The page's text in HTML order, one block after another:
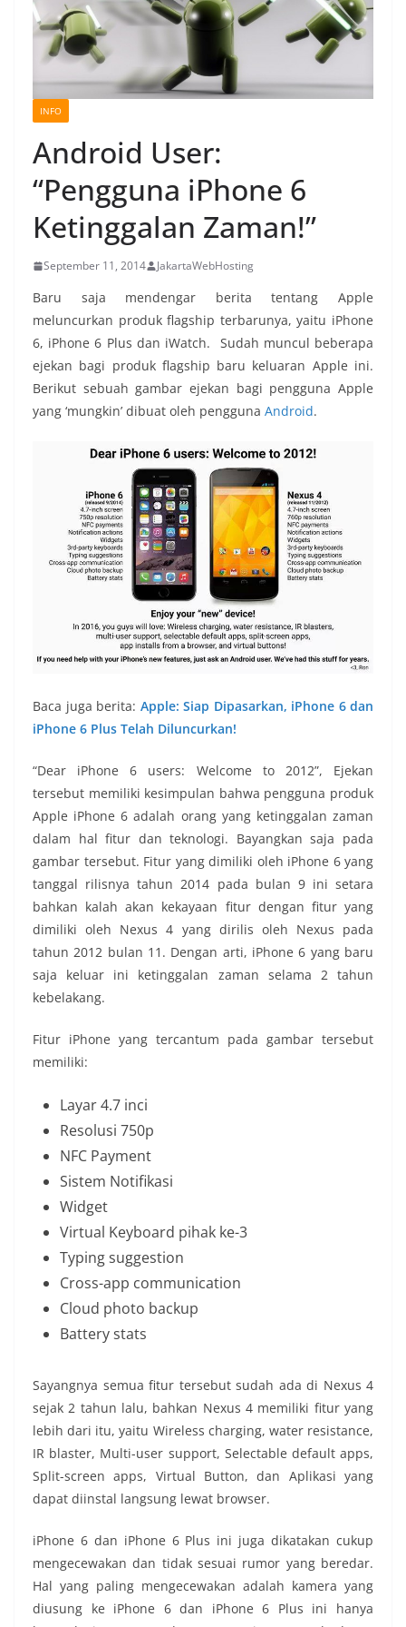
INFO
Android User:
“Pengguna iPhone 6
Ketinggalan Zaman!”
September 11, 2014 JakartaWebHosting
Baru saja mendengar berita tentang Apple
meluncurkan produk flagship terbarunya, yaitu iPhone
6, iPhone 6 Plus dan iWatch. Sudah muncul beberapa
ejekan bagi produk flagship baru keluaran Apple ini.
Berikut sebuah gambar ejekan bagi pengguna Apple
yang ‘mungkin’ dibuat oleh pengguna Android.
Baca juga berita: Apple: Siap Dipasarkan, iPhone 6 dan
iPhone 6 Plus Telah Diluncurkan!
“Dear iPhone 6 users: Welcome to 2012”, Ejekan
tersebut memiliki kesimpulan bahwa pengguna produk
Apple iPhone 6 adalah orang yang ketinggalan zaman
dalam hal fitur dan teknologi. Bayangkan saja pada
gambar tersebut. Fitur yang dimiliki oleh iPhone 6 yang
tanggal rilisnya tahun 2014 pada bulan 9 ini setara
bahkan kalah akan kekayaan fitur dengan fitur yang
dimiliki oleh Nexus 4 yang dirilis oleh Nexus pada
tahun 2012 bulan 11. Dengan arti, iPhone 6 yang baru
saja keluar ini ketinggalan zaman selama 2 tahun
kebelakang.
Fitur iPhone yang tercantum pada gambar tersebut
memiliki:
Layar 4.7 inci
Resolusi 750p
NFC Payment
Sistem Notifikasi
Widget
Virtual Keyboard pihak ke-3
Typing suggestion
Cross-app communication
Cloud photo backup
Battery stats
Sayangnya semua fitur tersebut sudah ada di Nexus 4
sejak 2 tahun lalu, bahkan Nexus 4 memiliki fitur yang
lebih dari itu, yaitu Wireless charging, water resistance,
IR blaster, Multi-user support, Selectable default apps,
Split-screen apps, Virtual Button, dan Aplikasi yang
dapat diinstal langsung lewat browser.
iPhone 6 dan iPhone 6 Plus ini juga dikatakan cukup
mengecewakan dan tidak sesuai rumor yang beredar.
Hal yang paling mengecewakan adalah kamera yang
diusung ke iPhone 6 dan iPhone 6 Plus ini hanya